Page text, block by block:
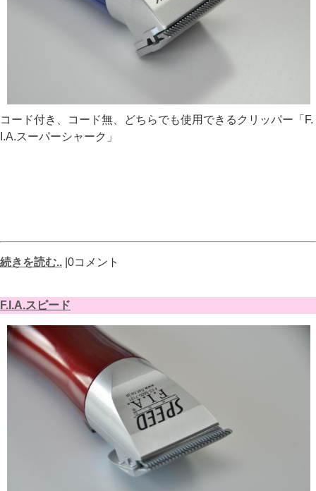
コード付き、コード無、どちらでも使用できるクリッパー「F.
I.A.スーパーシャーク」
続きを読む.. |0コメント
F.I.A.スピード